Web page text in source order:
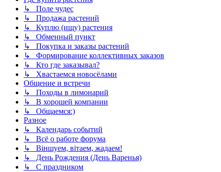
↳ Поле чудес
↳ Продажа растений
↳ Куплю (ищу) растения
↳ Обменный пункт
↳ Покупка и заказы растений
↳ Формирование коллективных заказов
↳ Кто где заказывал?
↳ Хвастаемся новосёлами
Общение и встречи
↳ Походы в лимонарий
↳ В хорошей компании
↳ Общаемся:)
Разное
↳ Календарь событий
↳ Всё о работе форума
↳ Віншуем, вітаем, жадаем!
↳ День Рождения (День Варенья)
↳ С праздником